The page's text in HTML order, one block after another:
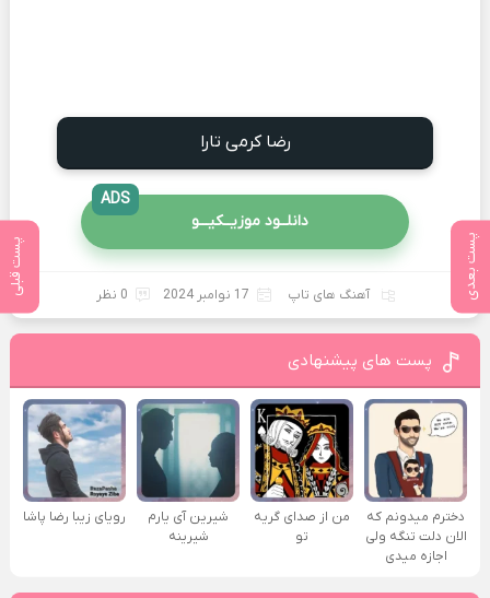
پست بعدی پست قبلی
رضا کرمی تارا
دانلــود موزیــکیـــو
ADS
آهنگ های تاپ 17 نوامبر 2024 0 نظر
پست های پیشنهادی
دخترم میدونم که
الان دلت تنگه ولی
اجازه میدی
من از صدای گريه
تو
شیرین آی یارم
شیرینه
رویای زیبا رضا پاشا